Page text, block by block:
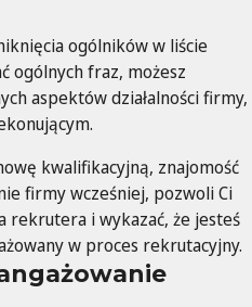
ogólników w liście
ogólnych fraz, możesz
aspektów działalności firmy,
kwalifikacyjną, znajomość
firmy wcześniej, pozwoli Ci
rekrutera i wykazać, że jesteś
w proces rekrutacyjny.